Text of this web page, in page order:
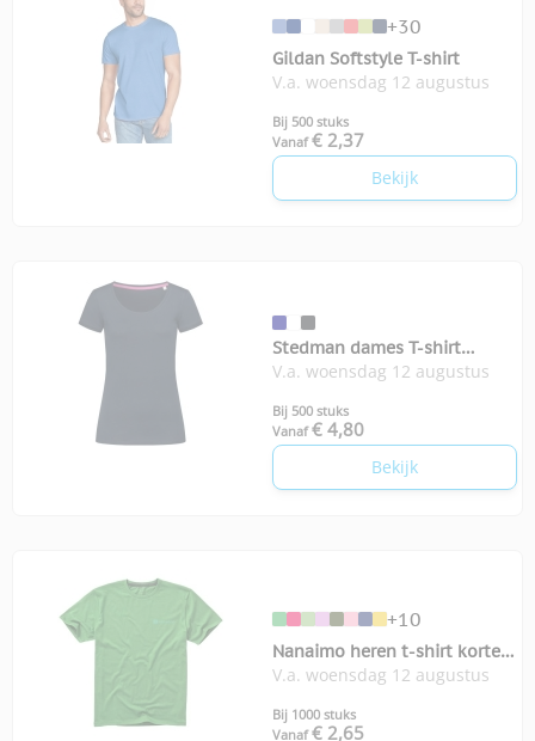
+30
Gildan Softstyle T-shirt
V.a. woensdag 12 augustus
Bij 500 stuks
Vanaf € 2,37
Bekijk
Stedman dames T-shirt
Megan
V.a. woensdag 12 augustus
Bij 500 stuks
Vanaf € 4,80
Bekijk
+10
Nanaimo heren t-shirt korte
mouw
V.a. woensdag 12 augustus
Bij 1000 stuks
Vanaf € 2,65